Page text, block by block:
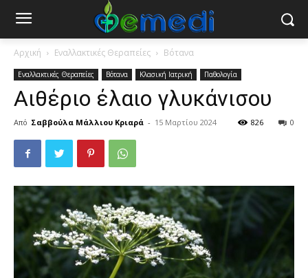
Αρχική Εναλλακτικές Θεραπείες Βότανα
Εναλλακτικές Θεραπείες Βότανα Κλασική Ιατρική Παθολογία
Αιθέριο έλαιο γλυκάνισου
Από Σαββούλα Μάλλιου Κριαρά - 15 Μαρτίου 2024 0
826